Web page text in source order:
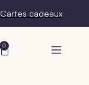
Cartes cadeaux
0